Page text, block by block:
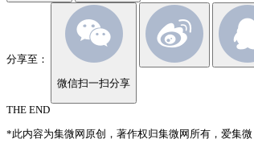
分享至：
微信扫一扫分享
THE END
*此内容为集微网原创，著作权归集微网所有，爱集微